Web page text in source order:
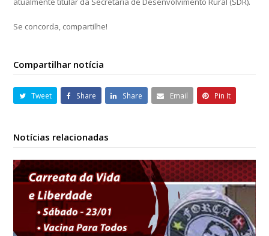
Se concorda, compartilhe!
Compartilhar notícia
Tweet Share Share Email Pin It
Notícias relacionadas